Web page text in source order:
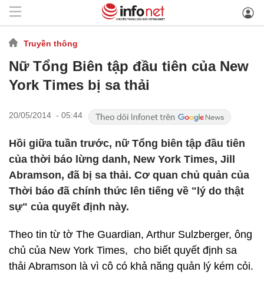
Truyền thông
Nữ Tổng Biên tập đầu tiên của New
York Times bị sa thải
20/05/2014 - 05:44
Hồi giữa tuần trước, nữ Tổng biên tập đầu tiên
của thời báo lừng danh, New York Times, Jill
Abramson, đã bị sa thải. Cơ quan chủ quản của
Thời báo đã chính thức lên tiếng về "lý do thật
sự" của quyết định này.
Theo tin từ tờ The Guardian, Arthur Sulzberger, ông
chủ của New York Times, cho biết quyết định sa
thải Abramson là vì cô có khả năng quản lý kém cỏi.